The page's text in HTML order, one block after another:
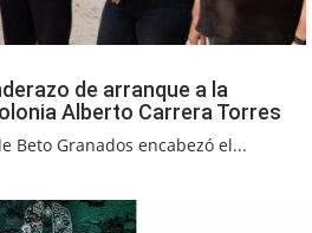
de arranque a la
Alberto Carrera Torres
Beto Granados encabezó el...